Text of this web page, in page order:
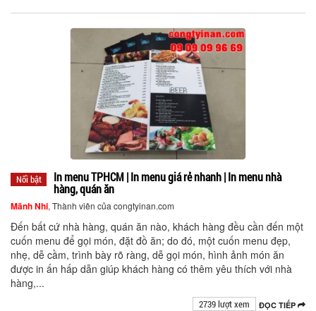
Nổi bật
In menu TPHCM | In menu giá rẻ nhanh | In menu nhà
hàng, quán ăn
Mãnh Nhi, Thành viên của congtyinan.com
Đến bất cứ nhà hàng, quán ăn nào, khách hàng đều cần đến một
cuốn menu để gọi món, đặt đồ ăn; do đó, một cuốn menu đẹp,
nhẹ, dễ cầm, trình bày rõ ràng, dễ gọi món, hình ảnh món ăn
được in ấn hấp dẫn giúp khách hàng có thêm yêu thích với nhà
hàng,...
ĐỌC TIẾP
2739 lượt xem